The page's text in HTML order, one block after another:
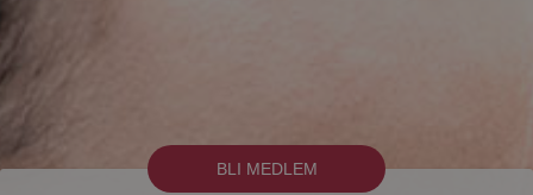
BLI MEDLEM